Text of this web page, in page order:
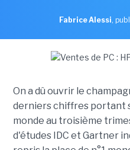
Fabrice Alessi,
On a dû ouvrir le
derniers chiffres portant
monde au troisième
d'études IDC et Gartner